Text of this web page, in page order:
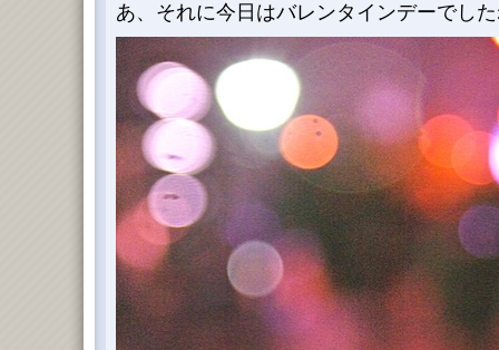
あ、それに今日はバレンタインデーでし